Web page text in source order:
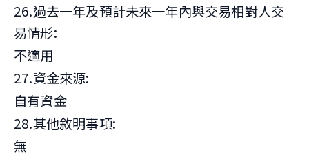
26.過去一年及預計未來一年內與交易相對人交
易情形:
不適用
27.資金來源:
自有資金
28.其他敘明事項:
無